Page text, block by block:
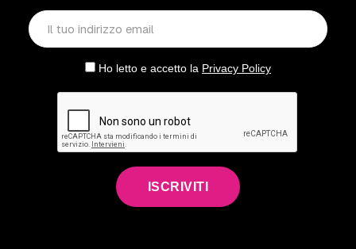
Ho letto e accetto la Privacy Policy
ISCRIVITI